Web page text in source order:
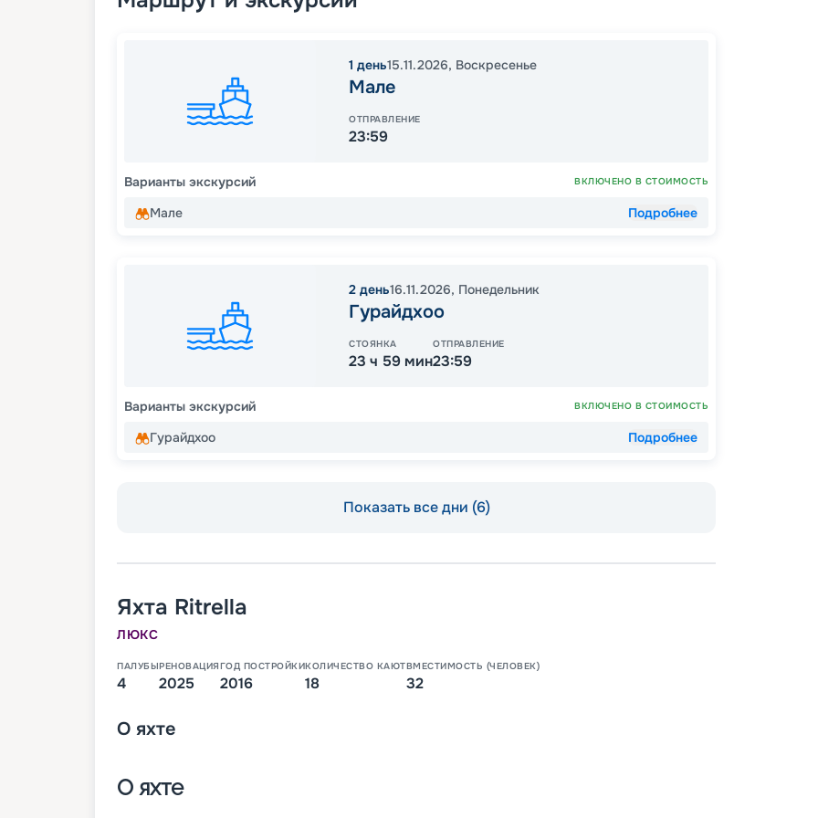
1 день15.11.2026, Воскресенье
Мале
ОТПРАВЛЕНИЕ
23:59
Варианты экскурсий ВКЛЮЧЕНО В СТОИМОСТЬ
Мале Подробнее
2 день16.11.2026, Понедельник
Гурайдхоо
СТОЯНКА
23 ч 59 мин
ОТПРАВЛЕНИЕ
23:59
Варианты экскурсий ВКЛЮЧЕНО В СТОИМОСТЬ
Гурайдхоо Подробнее
Показать все дни (6)
Яхта Ritrella
ЛЮКС
ПАЛУБЫ
4
РЕНОВАЦИЯ
2025
ГОД ПОСТРОЙКИ
2016
КОЛИЧЕСТВО КАЮТ
18
ВМЕСТИМОСТЬ (ЧЕЛОВЕК)
32
О яхте
О яхте